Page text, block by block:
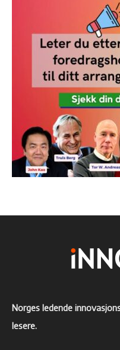
Norges ledende
lesere.